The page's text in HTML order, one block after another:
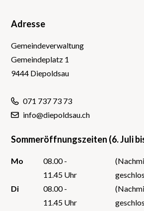
Footer
Adresse
Gemeindeverwaltung
Gemeindeplatz 1
9444 Diepoldsau
071 737 73 73
info@diepoldsau.ch
Sommeröffnungszeiten (6. Juli
Mo
08.00 -
11.45 Uhr
Di
08.00 -
11.45 Uhr